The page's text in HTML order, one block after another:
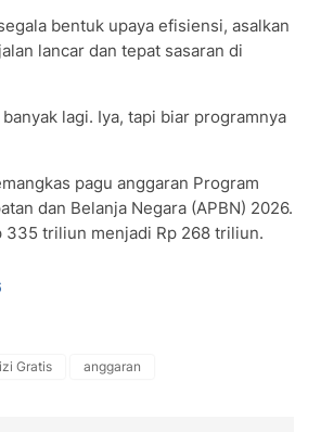
bentuk upaya efisiensi, asalkan
lancar dan tepat sasaran di
lagi. Iya, tapi biar programnya
pagu anggaran Program
dan Belanja Negara (APBN) 2026.
335 triliun menjadi Rp 268 triliun.
Gratis anggaran